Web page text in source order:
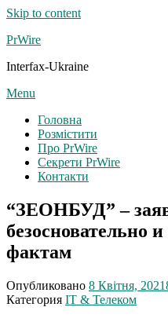
Skip to content
PrWire
Interfax-Ukraine
Menu
Головна
Розмістити
Про PrWire
Секрети PrWire
Контакти
“ЗЕОНБУД” –
безосновательно
фактам
Опубликовано 8 Квітня, 2021
Категория IT & Телеком